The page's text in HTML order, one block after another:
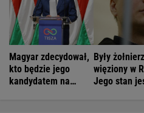
Magyar zdecydował,
kto będzie jego
kandydatem na
Były
więziony w
Jego stan